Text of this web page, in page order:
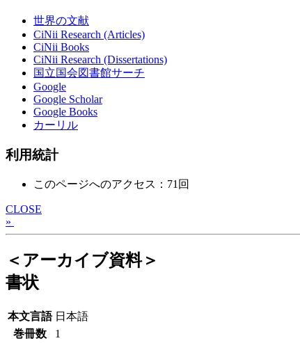
世界の文献
CiNii Research (Articles)
CiNii Books
CiNii Research (Dissertations)
国立国会図書館サーチ
Google
Google Scholar
Google Books
カーリル
利用統計
このページへのアクセス：71回
CLOSE
»
＜アーカイブ資料＞
書状
本文言語 日本語
巻冊数
1